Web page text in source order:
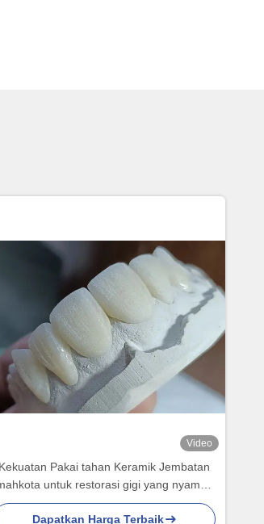
Video
Kekuatan Pakai tahan Keramik Jembatan
untuk restorasi gigi yang nyaman
dan tepat
Dapatkan Harga Terbaik